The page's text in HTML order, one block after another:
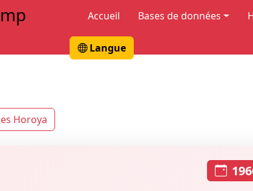
Accueil Bases de données
Langue
Horoya